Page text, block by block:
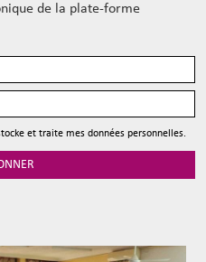
de la plate-forme
et traite mes données personnelles.